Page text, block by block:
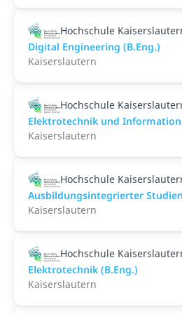
Hochschule
Digital Engineering (B.Eng.)
Kaiserslautern
Hochschule
Elektrotechnik und
Kaiserslautern
Hochschule
Ausbildungsintegrierter
Kaiserslautern
Hochschule
Elektrotechnik (B.Eng.)
Kaiserslautern